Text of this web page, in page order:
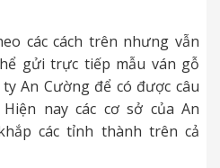
các cách trên nhưng vẫn
gửi trực tiếp mẫu ván gỗ
An Cường để có được câu
nay các cơ sở của An
các tỉnh thành trên cả